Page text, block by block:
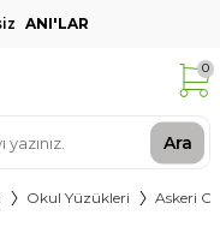
ANI'LAR
Ara
0
Okul Yüzükleri Askeri